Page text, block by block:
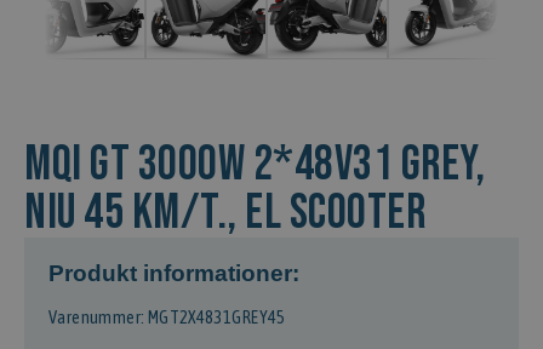
MQi GT 3000w 2*48v31 Grey,
NIU 45 km/t., El scooter
Produkt informationer:
Varenummer: MGT2X4831GREY45